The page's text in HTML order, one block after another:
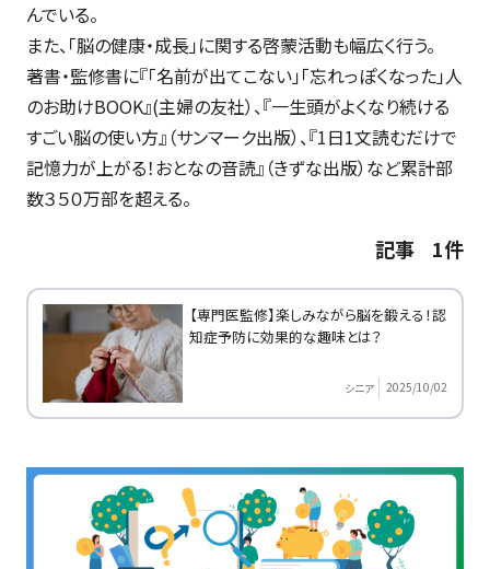
んでいる。
また、「脳の健康・成長」に関する啓蒙活動も幅広く行う。
著書・監修書に『「名前が出てこない」「忘れっぽくなった」人
のお助けBOOK』(主婦の友社）、『一生頭がよくなり続ける
すごい脳の使い方』（サンマーク出版）、『1日1文読むだけで
記憶力が上がる！おとなの音読』（きずな出版）など累計部
数３５０万部を超える。
記事 1件
【専門医監修】楽しみながら脳を鍛える！認
知症予防に効果的な趣味とは？
シニア 2025/10/02